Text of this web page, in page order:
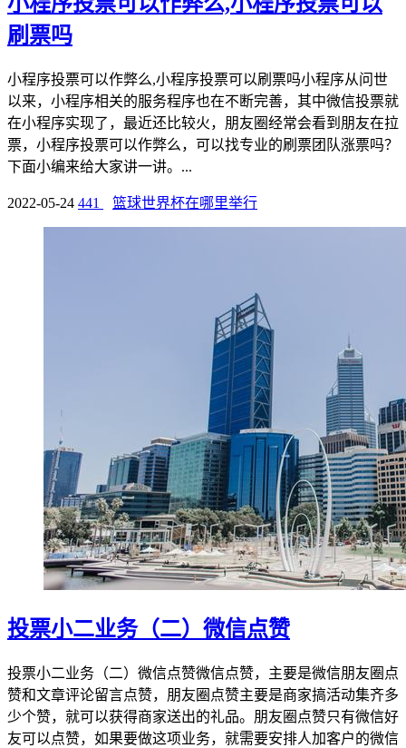
刷票吗
小程序投票可以作弊么,小程序投票可以刷票吗小程序从问世
以来，小程序相关的服务程序也在不断完善，其中微信投票就
在小程序实现了，最近还比较火，朋友圈经常会看到朋友在拉
票，小程序投票可以作弊么，可以找专业的刷票团队涨票吗？
下面小编来给大家讲一讲。...
2022-05-24 441 篮球世界杯在哪里举行
投票小二业务（二）微信点赞
投票小二业务（二）微信点赞微信点赞，主要是微信朋友圈点
赞和文章评论留言点赞，朋友圈点赞主要是商家搞活动集齐多
少个赞，就可以获得商家送出的礼品。朋友圈点赞只有微信好
友可以点赞，如果要做这项业务，就需要安排人加客户的微信